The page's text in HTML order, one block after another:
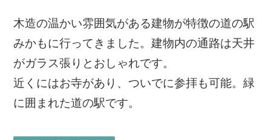
木造の温かい雰囲気がある建物が特徴の道の駅
みかもに行ってきました。建物内の通路は天井
がガラス張りとおしゃれです。
近くにはお寺があり、ついでに参拝も可能。緑
に囲まれた道の駅です。